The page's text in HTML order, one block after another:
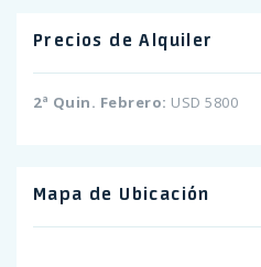
Precios de Alquiler
2ª Quin. Febrero: USD 5800
Mapa de Ubicación